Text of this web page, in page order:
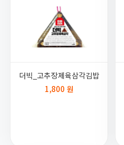
더빅_고추장제육삼각김밥
1,800 원